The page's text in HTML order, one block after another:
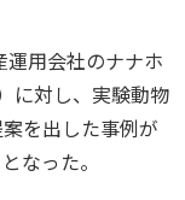
運用会社のナナホ
に対し、実験動物
を出した事例が
なった。